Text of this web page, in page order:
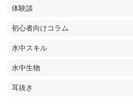
体験談
初心者向けコラム
水中スキル
水中生物
耳抜き